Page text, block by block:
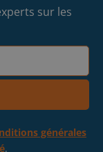
sur les
générales
.